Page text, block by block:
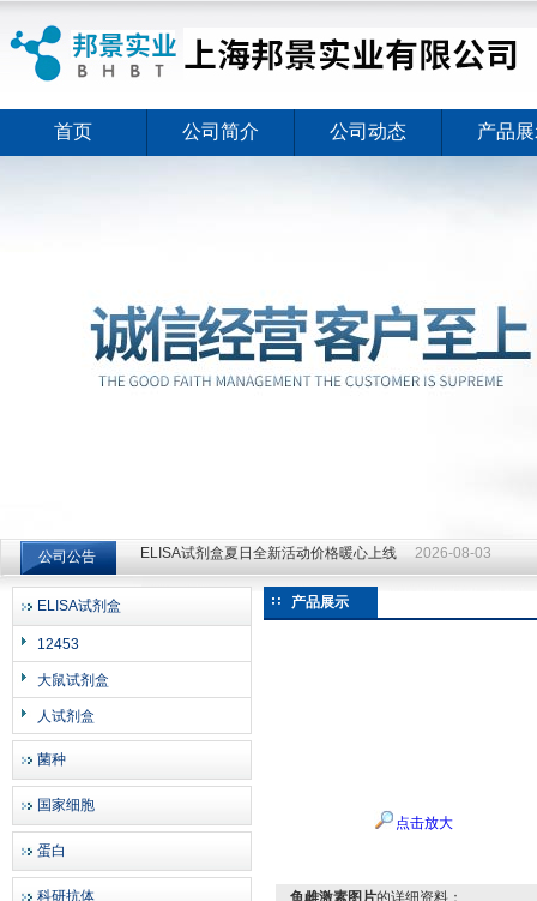
上海邦景实业有限公司
首页 公司简介 公司动态 产品
公司公告 ELISA试剂盒夏日全新活动价格暖心上线 2026-08-03
ELISA试剂盒夏日全新活动价格暖心上线
ELISA试剂盒
12453
大鼠试剂盒
人试剂盒
菌种
国家细胞
蛋白
科研抗体
产品展示
点击放大
鱼雌激素图片的详细资料：